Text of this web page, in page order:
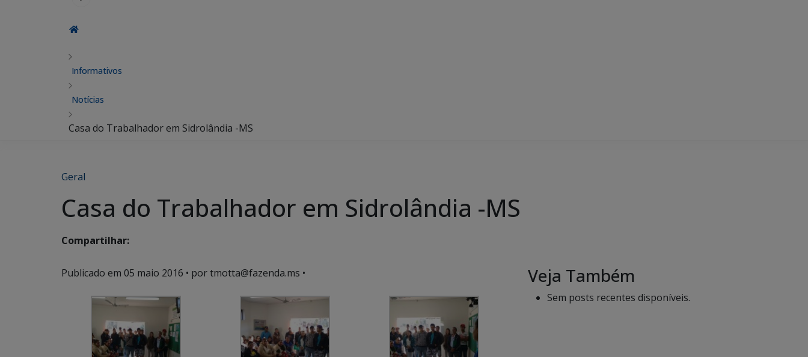
Informativos
Notícias
Casa do Trabalhador em Sidrolândia -MS
Geral
Casa do Trabalhador em Sidrolândia -MS
Compartilhar:
Publicado em 05 maio 2016 • por tmotta@fazenda.ms • Veja Também
Sem posts recentes disponíveis.